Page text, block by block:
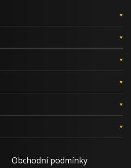
Obchodní podmínky